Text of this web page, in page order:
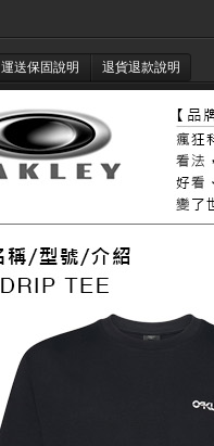
運送保固說明 退貨退款說明